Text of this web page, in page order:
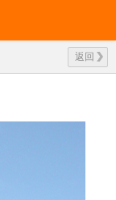
返回